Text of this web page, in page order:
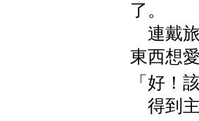
了。
連戴旅
東西想
「好！
得到主